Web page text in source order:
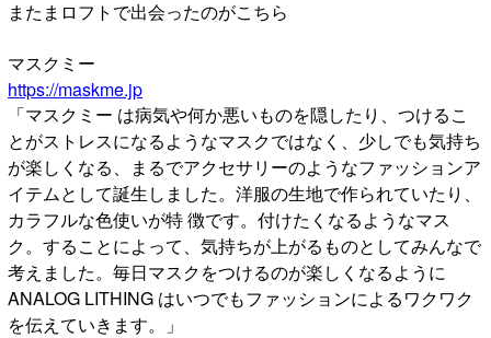
またまロフトで出会ったのがこちら
マスクミー
https://maskme.jp
「マスクミー は病気や何か悪いものを隠したり、つけるこ
とがストレスになるようなマスクではなく、少しでも気持ち
が楽しくなる、まるでアクセサリーのようなファッションア
イテムとして誕生しました。洋服の生地で作られていたり、
カラフルな色使いが特 徴です。付けたくなるようなマス
ク。することによって、気持ちが上がるものとしてみんなで
考えました。毎日マスクをつけるのが楽しくなるように
ANALOG LITHING はいつでもファッションによるワクワク
を伝えていきます。」